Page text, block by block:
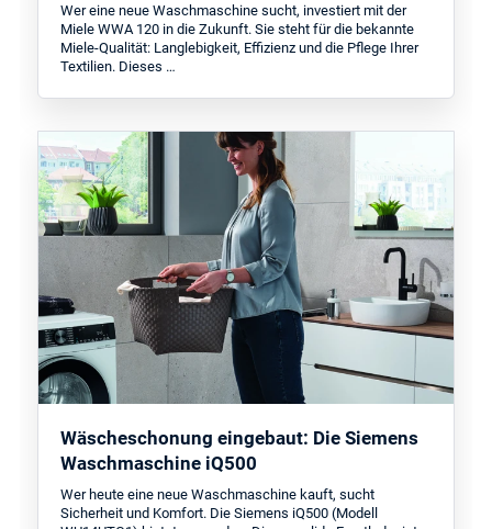
Wer eine neue Waschmaschine sucht, investiert mit der
Miele WWA 120 in die Zukunft. Sie steht für die bekannte
Miele-Qualität: Langlebigkeit, Effizienz und die Pflege Ihrer
Textilien. Dieses …
Wäscheschonung eingebaut: Die Siemens
Waschmaschine iQ500
Wer heute eine neue Waschmaschine kauft, sucht
Sicherheit und Komfort. Die Siemens iQ500 (Modell